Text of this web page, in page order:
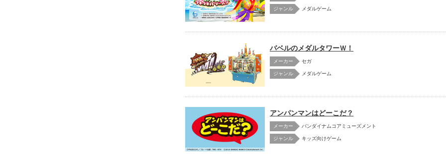
メダルゲーム
バベルのメダルタワーＷ！
メーカー セガ
メダルゲーム
アンパンマンはどーこだ？
メーカー バンダイナムコアミューズメント
キッズ向けゲーム